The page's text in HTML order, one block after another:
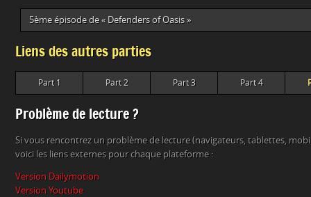
5ème épisode de « Defenders of Oasis »
Liens des autres parties
Part 1 Part 2 Part 3 Part 4
Problème de lecture ?
Si vous rencontrez un problème de lecture (navigateurs, tablettes,
voici les liens externes pour chaque plateforme :
Version Dailymotion
Version Youtube